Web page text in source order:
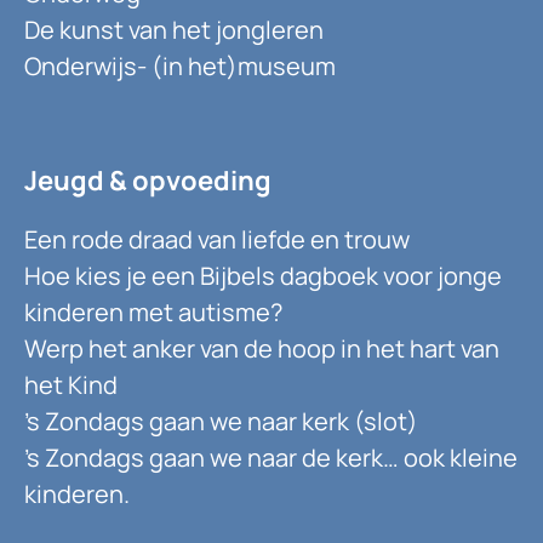
De kunst van het jongleren
Onderwijs- (in het)museum
Jeugd & opvoeding
Een rode draad van liefde en trouw
Hoe kies je een Bijbels dagboek voor jonge
kinderen met autisme?
Werp het anker van de hoop in het hart van
het Kind
’s Zondags gaan we naar kerk (slot)
’s Zondags gaan we naar de kerk… ook kleine
kinderen.